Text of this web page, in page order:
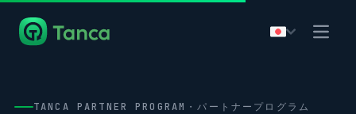
TANCA PARTNER PROGRAM・パートナープログラム